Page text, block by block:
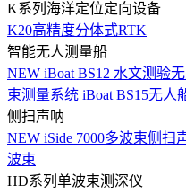
K系列海洋定位定向设备
K20高精度分体式RTK
智能无人测量船
NEW iBoat BS12 水文测验
束测量系统 iBoat BS15无人
侧扫声呐
NEW iSide 7000多波束侧扫
波束
HD系列单波束测深仪